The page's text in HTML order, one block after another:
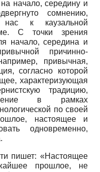
начало, середину и
сомнению,
к каузальной
С точки зрения
начало, середина и
причинно-
привычная,
согласно которой
характеризующая
традицию,
в рамках
по своей
настоящее и
одновременно,
пишет: «Настоящее
прошлое, не